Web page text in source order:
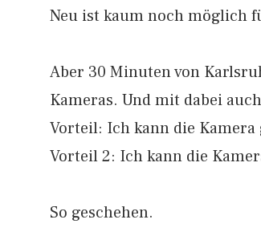
Neu ist kaum noch möglich
Aber 30 Minuten von
Kameras. Und mit dabei
Vorteil: Ich kann die
Vorteil 2: Ich kann die
So geschehen.